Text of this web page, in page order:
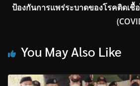
ป้องกันการแพร่ระบาดของโรคติดเชื้
You May Also Like